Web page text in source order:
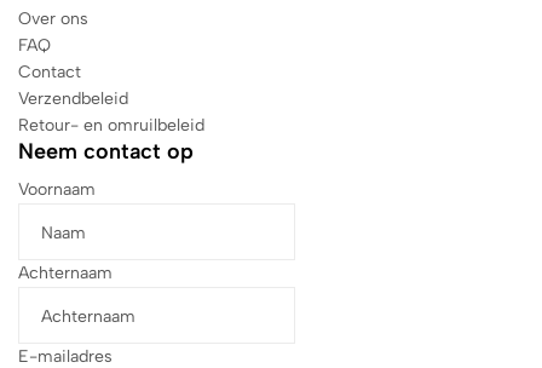
Over ons
FAQ
Contact
Verzendbeleid
Retour- en omruilbeleid
Neem contact op
Voornaam
Achternaam
E-mailadres